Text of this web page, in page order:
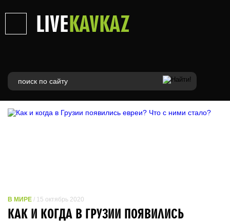
LIVEKAVKAZ
В МИРЕ / 15 октябрь 2020
КАК И КОГДА В ГРУЗИИ ПОЯВИЛИСЬ